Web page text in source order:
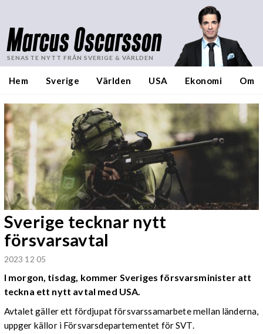
Marcus Oscarsson
SENASTE NYTT FRÅN SVERIGE & VÄRLDEN
Hem Sverige Världen USA Ekonomi Om
Sverige tecknar nytt
försvarsavtal
2023 12 05
I morgon, tisdag, kommer Sveriges försvarsminister att
teckna ett nytt avtal med USA.
Avtalet gäller ett fördjupat försvarssamarbete mellan länderna,
uppger källor i Försvarsdepartementet för SVT.